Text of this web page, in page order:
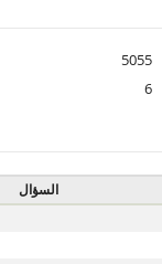
5055
6
السؤال